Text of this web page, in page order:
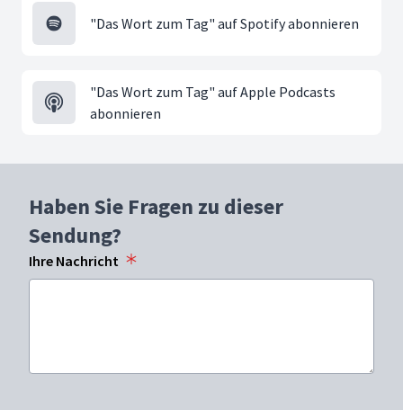
"Das Wort zum Tag" auf Spotify abonnieren
"Das Wort zum Tag" auf Apple Podcasts
abonnieren
Haben Sie Fragen zu dieser
Sendung?
Ihre Nachricht